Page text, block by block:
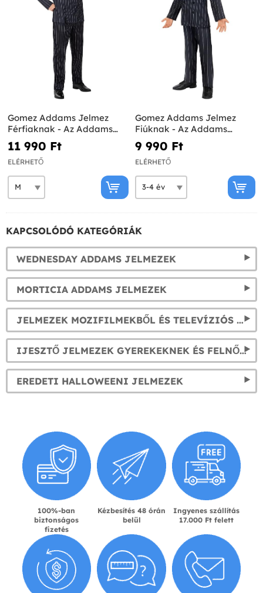
Gomez Addams Jelmez
Férfiaknak - Az Addams
Family
11 990 Ft‎
ELÉRHETŐ
Gomez Addams Jelmez
Fiúknak - Az Addams
Family
9 990 Ft‎
ELÉRHETŐ
KAPCSOLÓDÓ KATEGÓRIÁK
WEDNESDAY ADDAMS JELMEZEK
MORTICIA ADDAMS JELMEZEK
JELMEZEK MOZIFILMEKBŐL ÉS TELEVÍZIÓS SOROZATOKBÓL
IJESZTŐ JELMEZEK GYEREKEKNEK ÉS FELNŐTTEKNEK
EREDETI HALLOWEENI JELMEZEK
100%-ban
biztonságos
fizetés
Kézbesítés 48 órán
belül
Ingyenes szállítás
17.000 Ft felett